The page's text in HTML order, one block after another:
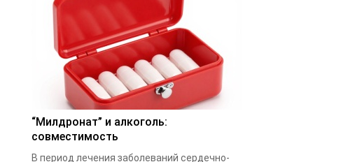
“Милдронат” и алкоголь:
совместимость
В период лечения заболеваний сердечно-